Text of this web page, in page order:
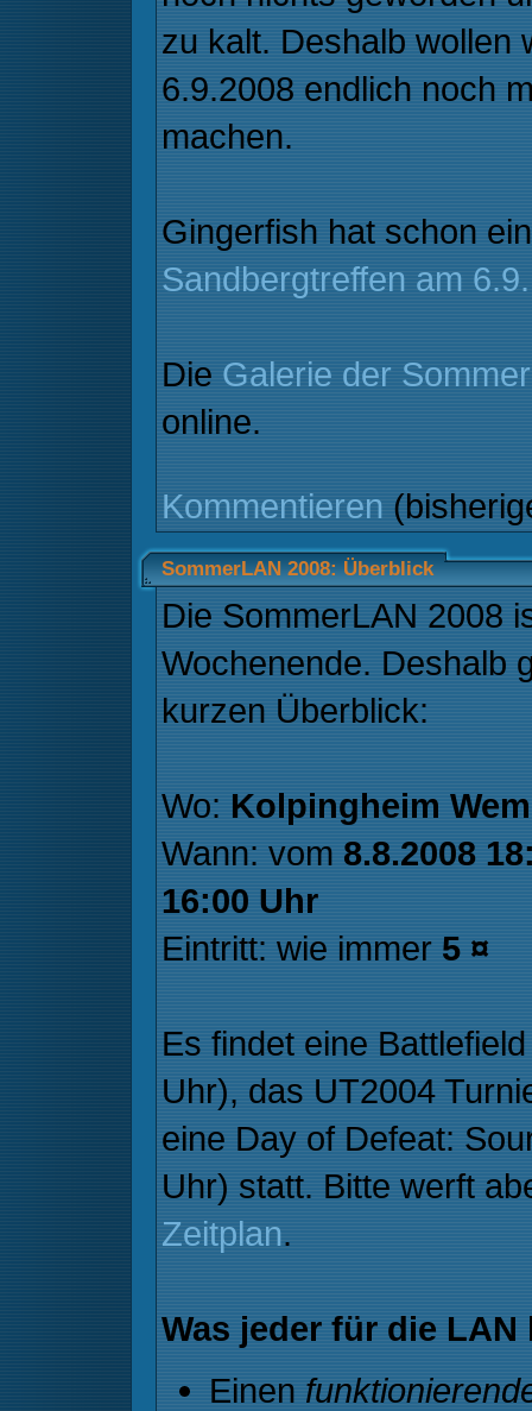
zu kalt. Deshalb wollen
6.9.2008 endlich noch
machen.
Gingerfish hat schon
Sandbergtreffen am 6.9.
Die Galerie der
online.
Kommentieren
SommerLAN 2008: Überblick
Die SommerLAN 2008
Wochenende. Deshalb
kurzen Überblick:
Wo: Kolpingheim
Wann: vom 8.8.2008
16:00 Uhr
Eintritt: wie immer 5 ¤
Es findet eine
Uhr), das UT2004
eine Day of Defeat:
Uhr) statt. Bitte werft
Zeitplan.
Was jeder für die LAN
Einen